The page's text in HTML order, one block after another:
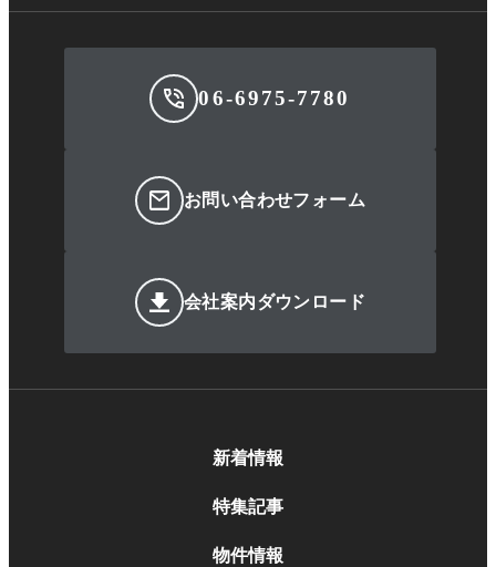
06-6975-7780
お問い合わせフォーム
会社案内ダウンロード
新着情報
特集記事
物件情報